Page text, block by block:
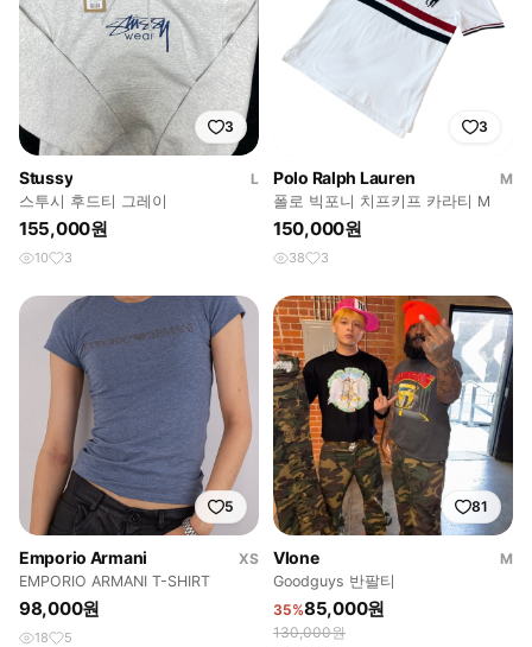
3
Stussy
L
스투시 후드티 그레이
155,000원
10 3
3
Polo Ralph Lauren
M
폴로 빅포니 치프키프 카라티 M
150,000원
38 3
5
Emporio Armani
XS
EMPORIO ARMANI T-SHIRT
98,000원
18 5
81
Vlone
M
Goodguys 반팔티
35%85,000원
130,000원